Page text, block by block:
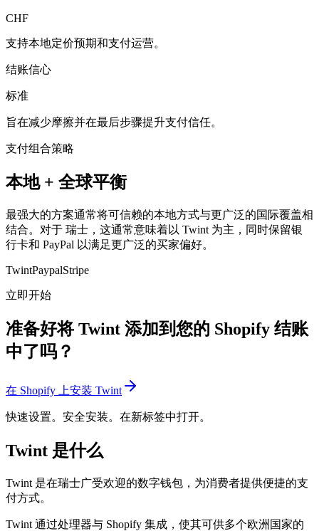
CHF
支持本地定价预期和支付运营。
结账信心
标准
旨在减少摩擦并在最后步骤提升支付信任。
支付组合策略
本地 + 全球平衡
最强大的方案通常将可信赖的本地方式与更广泛的国际覆盖相
结合。对于 瑞士，这通常意味着以 Twint 为主，同时保留银
行卡和 PayPal 以满足更广泛的买家偏好。
TwintPaypalStripe
立即开始
准备好将 Twint 添加到您的 Shopify 结账
中了吗？
在 Shopify 上安装 Twint
快速设置。安全安装。在新标签中打开。
Twint 是什么
Twint 是在瑞士广受欢迎的数字钱包，为消费者提供便捷的支
付方式。
Twint 通过处理器与 Shopify 集成，使其可供多个欧洲国家的